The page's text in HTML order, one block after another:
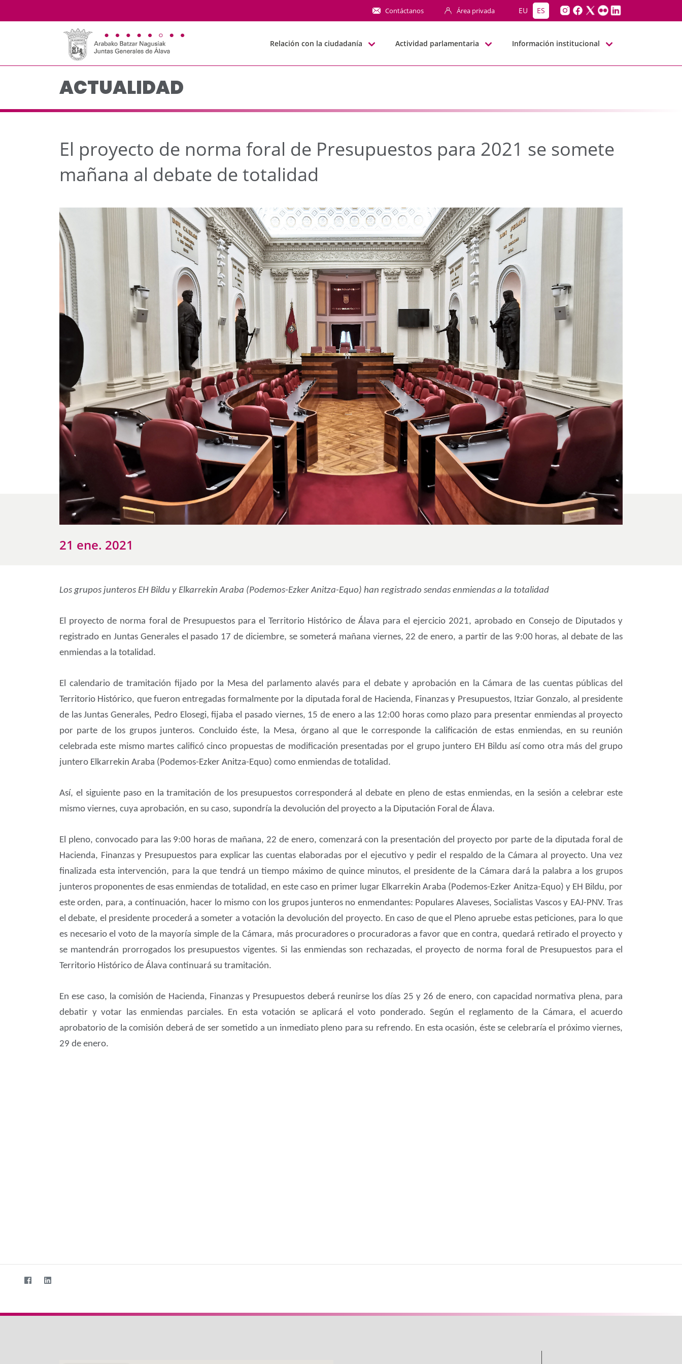
El proyecto de norma foral de Presupuestos para 2021 se somete
Contáctanos Área privada EU ES
Relación con la ciudadanía Actividad parlamentaria Información institucional
ACTUALIDAD
El proyecto de norma foral de Presupuestos para 2021 se somete
mañana al debate de totalidad
21 ene. 2021
Los grupos junteros EH Bildu y Elkarrekin Araba (Podemos-Ezker Anitza-Equo) han registrado sendas enmiendas a la totalidad
El proyecto de norma foral de Presupuestos para el Territorio Histórico de Álava para el ejercicio 2021, aprobado en Consejo de Diputados y
registrado en Juntas Generales el pasado 17 de diciembre, se someterá mañana viernes, 22 de enero, a partir de las 9:00 horas, al debate de las
enmiendas a la totalidad.
El calendario de tramitación fijado por la Mesa del parlamento alavés para el debate y aprobación en la Cámara de las cuentas públicas del
Territorio Histórico, que fueron entregadas formalmente por la diputada foral de Hacienda, Finanzas y Presupuestos, Itziar Gonzalo, al presidente
de las Juntas Generales, Pedro Elosegi, fijaba el pasado viernes, 15 de enero a las 12:00 horas como plazo para presentar enmiendas al proyecto
por parte de los grupos junteros. Concluido éste, la Mesa, órgano al que le corresponde la calificación de estas enmiendas, en su reunión
celebrada este mismo martes calificó cinco propuestas de modificación presentadas por el grupo juntero EH Bildu así como otra más del grupo
juntero Elkarrekin Araba (Podemos-Ezker Anitza-Equo) como enmiendas de totalidad.
Así, el siguiente paso en la tramitación de los presupuestos corresponderá al debate en pleno de estas enmiendas, en la sesión a celebrar este
mismo viernes, cuya aprobación, en su caso, supondría la devolución del proyecto a la Diputación Foral de Álava.
El pleno, convocado para las 9:00 horas de mañana, 22 de enero, comenzará con la presentación del proyecto por parte de la diputada foral de
Hacienda, Finanzas y Presupuestos para explicar las cuentas elaboradas por el ejecutivo y pedir el respaldo de la Cámara al proyecto. Una vez
finalizada esta intervención, para la que tendrá un tiempo máximo de quince minutos, el presidente de la Cámara dará la palabra a los grupos
junteros proponentes de esas enmiendas de totalidad, en este caso en primer lugar Elkarrekin Araba (Podemos-Ezker Anitza-Equo) y EH Bildu, por
este orden, para, a continuación, hacer lo mismo con los grupos junteros no enmendantes: Populares Alaveses, Socialistas Vascos y EAJ-PNV. Tras
el debate, el presidente procederá a someter a votación la devolución del proyecto. En caso de que el Pleno apruebe estas peticiones, para lo que
es necesario el voto de la mayoría simple de la Cámara, más procuradores o procuradoras a favor que en contra, quedará retirado el proyecto y
se mantendrán prorrogados los presupuestos vigentes. Si las enmiendas son rechazadas, el proyecto de norma foral de Presupuestos para el
Territorio Histórico de Álava continuará su tramitación.
En ese caso, la comisión de Hacienda, Finanzas y Presupuestos deberá reunirse los días 25 y 26 de enero, con capacidad normativa plena, para
debatir y votar las enmiendas parciales. En esta votación se aplicará el voto ponderado. Según el reglamento de la Cámara, el acuerdo
aprobatorio de la comisión deberá de ser sometido a un inmediato pleno para su refrendo. En esta ocasión, éste se celebraría el próximo viernes,
29 de enero.